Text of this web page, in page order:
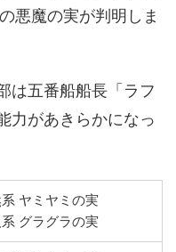
悪魔の実が判明しま
は五番船船長「ラフ
力があきらかになっ
ヤミヤミの実
グラグラの実